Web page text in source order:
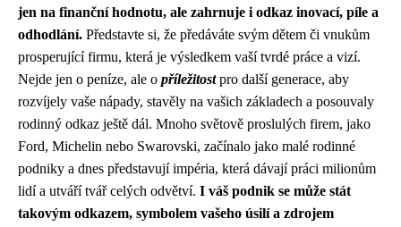
jen na finanční hodnotu, ale zahrnuje i odkaz inovací, píle a
odhodlání. Představte si, že předáváte svým dětem či vnukům
prosperující firmu, která je výsledkem vaší tvrdé práce a vizí.
Nejde jen o peníze, ale o příležitostpro další generace, aby
rozvíjely vaše nápady, stavěly na vašich základech a posouvaly
rodinný odkaz ještě dál. Mnoho světově proslulých firem, jako
Ford, Michelin nebo Swarovski, začínalo jako malé rodinné
podniky a dnes představují impéria, která dávají práci milionům
lidí a utváří tvář celých odvětví. I váš podnik se může stát
takovým odkazem, symbolem vašeho úsilí a zdrojem